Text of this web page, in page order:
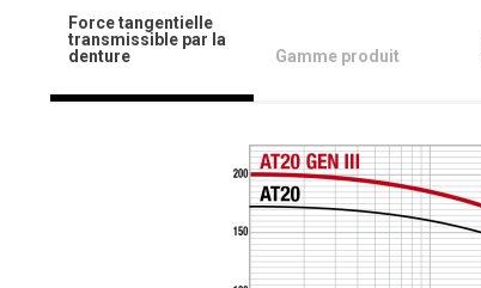
Force tangentielle
transmissible par la
denture
Gamme produit